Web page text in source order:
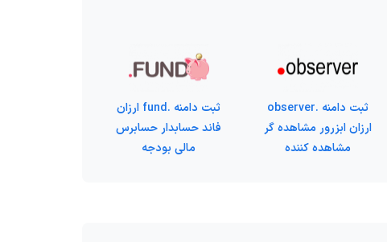
ثبت دامنه .observer
ارزان ابزرور مشاهده گر
مشاهده کننده
ثبت دامنه .fund ارزان
فاند حسابدار حسابرس
مالی بودجه